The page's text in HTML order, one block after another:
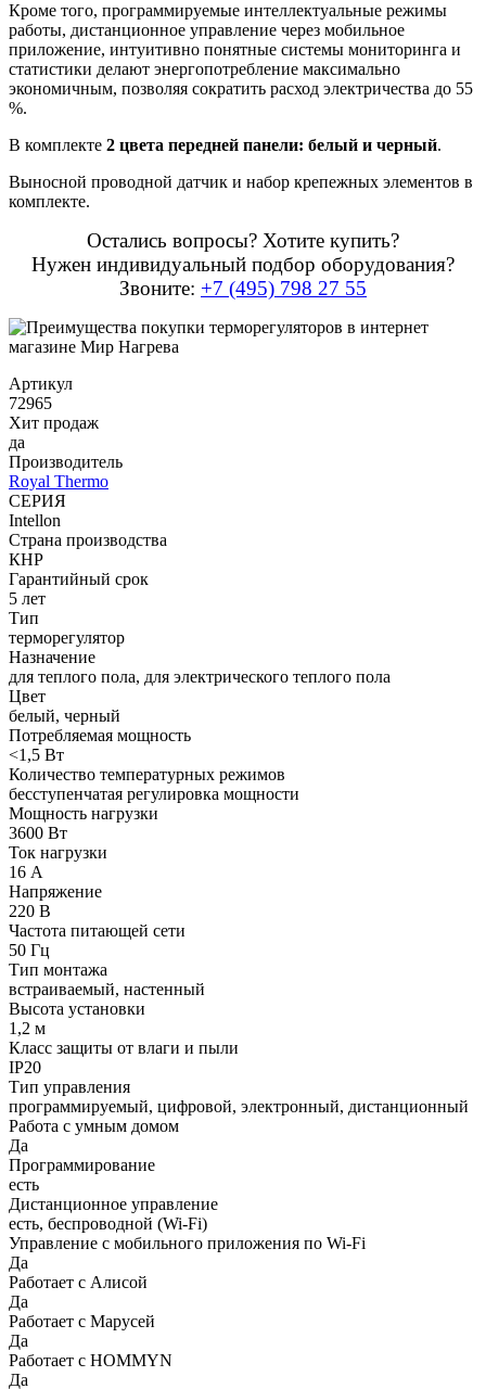
Кроме того, программируемые интеллектуальные режимы
работы, дистанционное управление через мобильное
приложение, интуитивно понятные системы мониторинга и
статистики делают энергопотребление максимально
экономичным, позволяя сократить расход электричества до 55
%.
В комплекте 2 цвета передней панели: белый и черный.
Выносной проводной датчик и набор крепежных элементов в
комплекте.
Остались вопросы? Хотите купить?
Нужен индивидуальный подбор оборудования?
Звоните: +7 (495) 798 27 55
Артикул
72965
Хит продаж
да
Производитель
Royal Thermo
СЕРИЯ
Intellon
Страна производства
КНР
Гарантийный срок
5 лет
Тип
терморегулятор
Назначение
для теплого пола, для электрического теплого пола
Цвет
белый, черный
Потребляемая мощность
<1,5 Вт
Количество температурных режимов
бесступенчатая регулировка мощности
Мощность нагрузки
3600 Вт
Ток нагрузки
16 А
Напряжение
220 В
Частота питающей сети
50 Гц
Тип монтажа
встраиваемый, настенный
Высота установки
1,2 м
Класс защиты от влаги и пыли
IP20
Тип управления
программируемый, цифровой, электронный, дистанционный
Работа с умным домом
Да
Программирование
есть
Дистанционное управление
есть, беспроводной (Wi-Fi)
Управление c мобильного приложения по Wi-Fi
Да
Работает с Алисой
Да
Работает с Марусей
Да
Работает с HOMMYN
Да